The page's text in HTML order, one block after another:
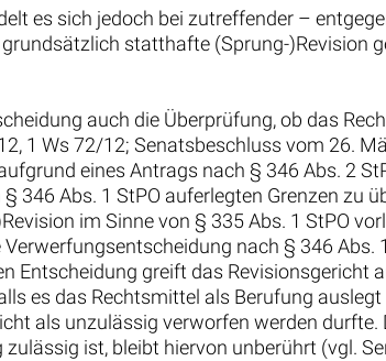
es sich jedoch bei zutreffender –
statthafte (Sprung-)Revision
auch die Überprüfung, ob das
1 Ws 72/12; Senatsbeschluss vom 26.
eines Antrags nach § 346 Abs. 2
346 Abs. 1 StPO auferlegten Grenzen zu
im Sinne von § 335 Abs. 1 StPO
nach § 346 Abs.
Entscheidung greift das Revisionsgericht
es das Rechtsmittel als Berufung
als unzulässig verworfen werden durfte.
ist, bleibt hiervon unberührt (vgl.